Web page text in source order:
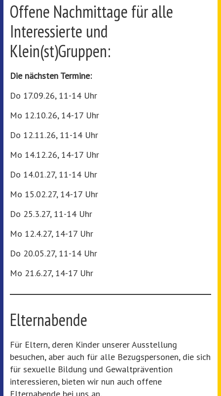
Offene Nachmittage für alle
Interessierte und
Klein(st)Gruppen:
Die nächsten Termine:
Do 17.09.26, 11-14 Uhr
Mo 12.10.26, 14-17 Uhr
Do 12.11.26, 11-14 Uhr
Mo 14.12.26, 14-17 Uhr
Do 14.01.27, 11-14 Uhr
Mo 15.02.27, 14-17 Uhr
Do 25.3.27, 11-14 Uhr
Mo 12.4.27, 14-17 Uhr
Do 20.05.27, 11-14 Uhr
Mo 21.6.27, 14-17 Uhr
Elternabende
Für Eltern, deren Kinder unserer Ausstellung
besuchen, aber auch für alle Bezugspersonen, die sich
für sexuelle Bildung und Gewaltprävention
interessieren, bieten wir nun auch offene